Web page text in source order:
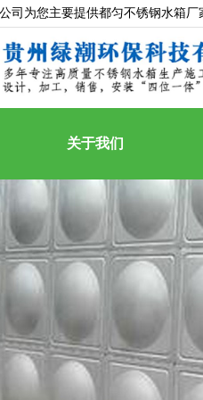
司为您主要提供都匀不锈钢水箱厂
关于我们